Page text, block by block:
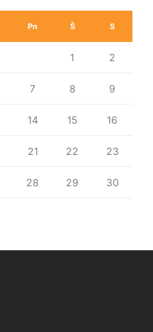
Pn Š S
1 2
7 8 9
14 15 16
21 22 23
28 29
30